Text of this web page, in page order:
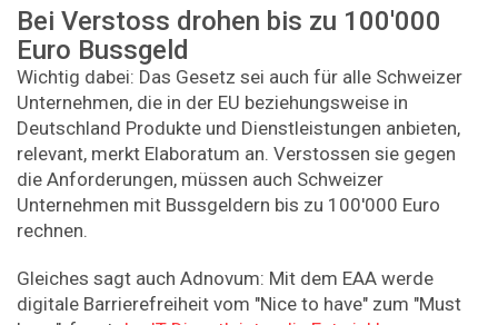
Bei Verstoss drohen bis zu 100'000
Euro Bussgeld
Wichtig dabei: Das Gesetz sei auch für alle Schweizer
Unternehmen, die in der EU beziehungsweise in
Deutschland Produkte und Dienstleistungen anbieten,
relevant, merkt Elaboratum an. Verstossen sie gegen
die Anforderungen, müssen auch Schweizer
Unternehmen mit Bussgeldern bis zu 100'000 Euro
rechnen.
Gleiches sagt auch Adnovum: Mit dem EAA werde
digitale Barrierefreiheit vom "Nice to have" zum "Must